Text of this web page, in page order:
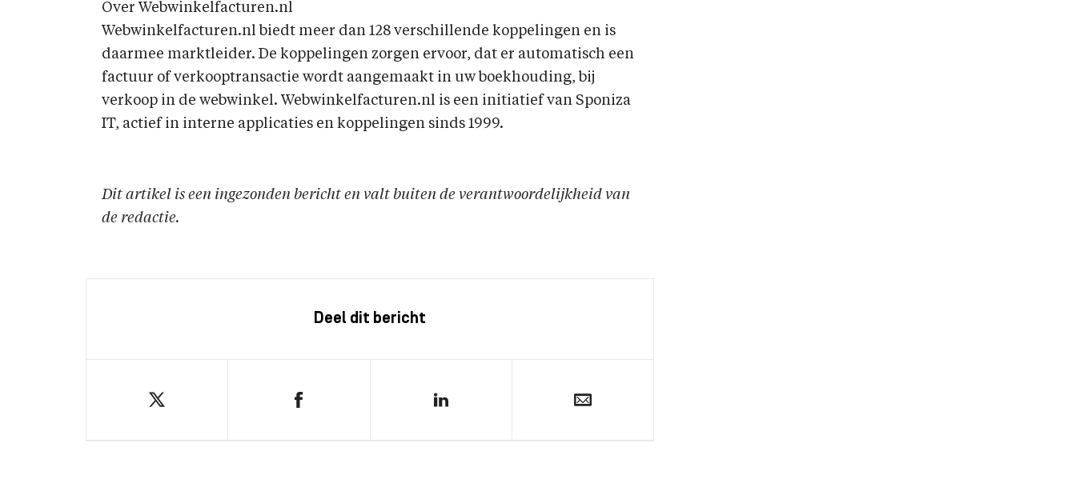
Over Webwinkelfacturen.nl
Webwinkelfacturen.nl biedt meer dan 128 verschillende koppelingen en is
daarmee marktleider. De koppelingen zorgen ervoor, dat er automatisch een
factuur of verkooptransactie wordt aangemaakt in uw boekhouding, bij
verkoop in de webwinkel. Webwinkelfacturen.nl is een initiatief van Sponiza
IT, actief in interne applicaties en koppelingen sinds 1999.
Dit artikel is een ingezonden bericht en valt buiten de verantwoordelijkheid van
de redactie.
Deel dit bericht